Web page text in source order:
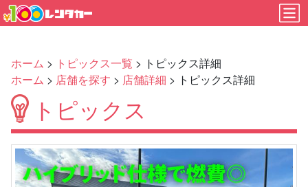
ホーム > トピックス一覧 > トピックス詳細
ホーム > 店舗を探す > 店舗詳細 > トピックス詳細
トピックス